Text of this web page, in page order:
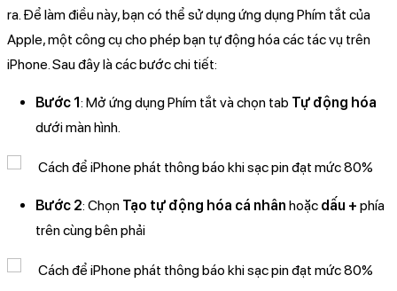
ra. Để làm điều này, bạn có thể sử dụng ứng dụng Phím tắt của
Apple, một công cụ cho phép bạn tự động hóa các tác vụ trên
iPhone. Sau đây là các bước chi tiết:
Bước 1: Mở ứng dụng Phím tắt và chọn tab Tự động hóa
dưới màn hình.
Bước 2: Chọn Tạo tự động hóa cá nhân hoặc dấu + phía
trên cùng bên phải